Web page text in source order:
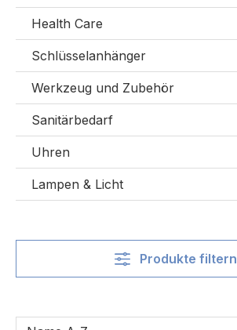
Health Care
Schlüsselanhänger
Werkzeug und Zubehör
Sanitärbedarf
Uhren
Lampen & Licht
Produkte filtern